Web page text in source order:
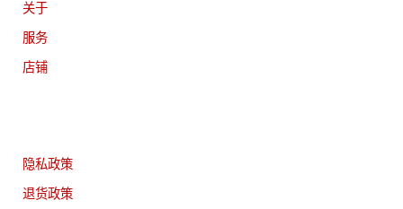
关于
服务
店铺
隐私政策
退货政策